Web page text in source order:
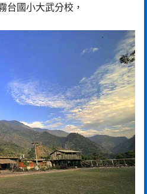
台國小大武分校，